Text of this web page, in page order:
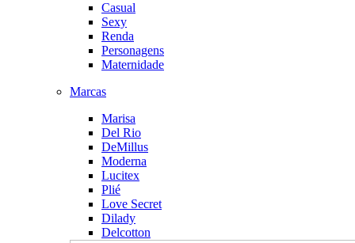
Casual
Sexy
Renda
Personagens
Maternidade
Marcas
Marisa
Del Rio
DeMillus
Moderna
Lucitex
Plié
Love Secret
Dilady
Delcotton